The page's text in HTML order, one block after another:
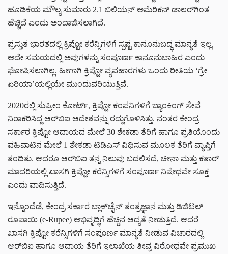
ಹೂಡಿಕೆಯ ಮೌಲ್ಯ ಸುಮಾರು 2.1 ಬಿಲಿಯನ್ ಅಮೆರಿಕನ್ ಡಾಲರ್‌ಗಿಂತ
ಹೆಚ್ಚಿದೆ ಎಂದು ಅಂದಾಜಿಸಲಾಗಿದೆ.
ಪ್ರಸ್ತುತ ಭಾರತದಲ್ಲಿ ಕ್ರಿಪ್ಟೋ ಕರೆನ್ಸಿಗಳಿಗೆ ಸ್ಪಷ್ಟ ಕಾನೂನುಬದ್ಧ ಮಾನ್ಯತೆ ಇಲ್ಲ.
ಅದೇ ಸಮಯದಲ್ಲಿ ಅವುಗಳನ್ನು ಸಂಪೂರ್ಣ ಕಾನೂನುಬಾಹಿರ ಎಂದು
ಘೋಷಿಸಲಾಗಿಲ್ಲ. ಹೀಗಾಗಿ ಕ್ರಿಪ್ಟೋ ವ್ಯವಹಾರಗಳು ಒಂದು ರೀತಿಯ ‘ಗ್ರೇ
ಏರಿಯಾ’ಯಲ್ಲಿಯೇ ಮುಂದುವರಿಯುತ್ತಿವೆ.
2020ರಲ್ಲಿ ಸುಪ್ರೀಂ ಕೋರ್ಟ್, ಕ್ರಿಪ್ಟೋ ಕಂಪನಿಗಳಿಗೆ ಬ್ಯಾಂಕಿಂಗ್ ಸೇವೆ
ನಿರಾಕರಿಸಿದ್ದ ಆರ್‌ಬಿಐ ಆದೇಶವನ್ನು ರದ್ದುಗೊಳಿಸಿತ್ತು. ನಂತರ ಕೇಂದ್ರ
ಸರ್ಕಾರ ಕ್ರಿಪ್ಟೋ ಆದಾಯದ ಮೇಲೆ 30 ಶೇಕಡಾ ತೆರಿಗೆ ಹಾಗೂ ಪ್ರತಿಯೊಂದು
ವಹಿವಾಟಿನ ಮೇಲೆ 1 ಶೇಕಡಾ ಟಿಡಿಎಸ್ ವಿಧಿಸುವ ಮೂಲಕ ತೆರಿಗೆ ವ್ಯಾಪ್ತಿಗೆ
ತಂದಿತು. ಆದರೂ ಆರ್‌ಬಿಐ ತನ್ನ ನಿಲುವು ಬದಲಿಸದೆ, ಚೀನಾ ಮತ್ತು ಕತಾರ್
ಮಾದರಿಯಲ್ಲಿ ಖಾಸಗಿ ಕ್ರಿಪ್ಟೋ ಕರೆನ್ಸಿಗಳಿಗೆ ಸಂಪೂರ್ಣ ನಿಷೇಧವೇ ಸೂಕ್ತ
ಎಂದು ವಾದಿಸುತ್ತಿದೆ.
ಇನ್ನೊಂದೆಡೆ, ಕೇಂದ್ರ ಸರ್ಕಾರ ಬ್ಲಾಕ್‌ಚೈನ್ ತಂತ್ರಜ್ಞಾನ ಮತ್ತು ಡಿಜಿಟಲ್
ರೂಪಾಯಿ (e-Rupee) ಅಭಿವೃದ್ಧಿಗೆ ಹೆಚ್ಚಿನ ಆದ್ಯತೆ ನೀಡುತ್ತಿದೆ. ಆದರೆ
ಖಾಸಗಿ ಕ್ರಿಪ್ಟೋ ಕರೆನ್ಸಿಗಳಿಗೆ ಸಂಪೂರ್ಣ ಮಾನ್ಯತೆ ನೀಡುವ ವಿಚಾರದಲ್ಲಿ
ಆರ್‌ಬಿಐ ಹಾಗೂ ಆದಾಯ ತೆರಿಗೆ ಇಲಾಖೆಯ ತೀವ್ರ ವಿರೋಧವೇ ಪ್ರಮುಖ